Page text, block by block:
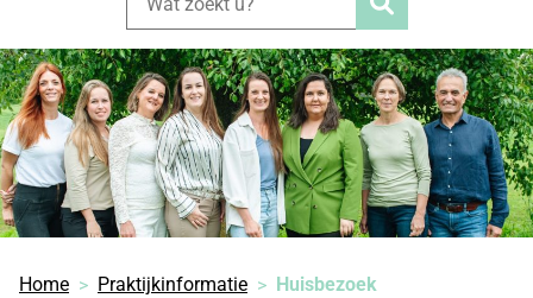
Zoeken
Home Praktijkinformatie Huisbezoek